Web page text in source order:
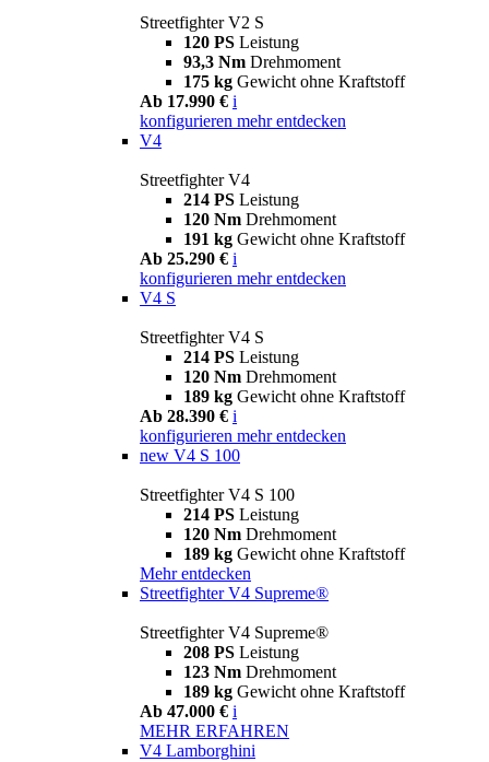
Streetfighter V2 S
120 PS Leistung
93,3 Nm Drehmoment
175 kg Gewicht ohne Kraftstoff
Ab 17.990 € i
konfigurieren mehr entdecken
V4
Streetfighter V4
214 PS Leistung
120 Nm Drehmoment
191 kg Gewicht ohne Kraftstoff
Ab 25.290 € i
konfigurieren mehr entdecken
V4 S
Streetfighter V4 S
214 PS Leistung
120 Nm Drehmoment
189 kg Gewicht ohne Kraftstoff
Ab 28.390 € i
konfigurieren mehr entdecken
new V4 S 100
Streetfighter V4 S 100
214 PS Leistung
120 Nm Drehmoment
189 kg Gewicht ohne Kraftstoff
Mehr entdecken
Streetfighter V4 Supreme®
Streetfighter V4 Supreme®
208 PS Leistung
123 Nm Drehmoment
189 kg Gewicht ohne Kraftstoff
Ab 47.000 € i
MEHR ERFAHREN
V4 Lamborghini